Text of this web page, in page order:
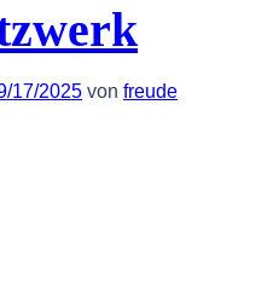
17/2025 von freude